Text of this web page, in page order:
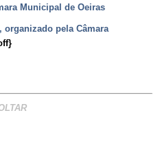
Municipal de Oeiras
organizado pela Câmara